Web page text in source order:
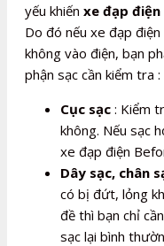
yếu khiến xe đạp điện
Do đó nếu xe đạp
không vào điện, bạn
phận sạc cần kiểm tra :
Cục sạc : Kiểm
không. Nếu sạc
xe đạp điện
Dây sạc, chân
có bị đứt, lỏng
đề thì bạn chỉ
sạc lại bình